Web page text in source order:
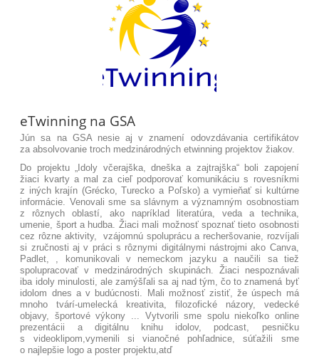
eTwinning na GSA
Jún sa na GSA nesie aj v znamení odovzdávania certifikátov
za absolvovanie troch medzinárodných etwinning projektov žiakov.
Do projektu „Idoly včerajška, dneška a zajtrajška“ boli zapojení
žiaci kvarty a mal za cieľ podporovať komunikáciu s rovesníkmi
z iných krajín (Grécko, Turecko a Poľsko) a vymieňať si kultúrne
informácie. Venovali sme sa slávnym a významným osobnostiam
z rôznych oblastí, ako napríklad literatúra, veda a technika,
umenie, šport a hudba. Žiaci mali možnosť spoznať tieto osobnosti
cez rôzne aktivity, vzájomnú spoluprácu a recheršovanie, rozvíjali
si zručnosti aj v práci s rôznymi digitálnymi nástrojmi ako Canva,
Padlet, , komunikovali v nemeckom jazyku a naučili sa tiež
spolupracovať v medzinárodných skupinách. Žiaci nespoznávali
iba idoly minulosti, ale zamýšľali sa aj nad tým, čo to znamená byť
idolom dnes a v budúcnosti. Mali možnosť zistiť, že úspech má
mnoho tvárí-umelecká kreativita, filozofické názory, vedecké
objavy, športové výkony ... Vytvorili sme spolu niekoľko online
prezentácii a digitálnu knihu idolov, podcast, pesničku
s videoklipom,vymenili si vianočné pohľadnice, súťažili sme
o najlepšie logo a poster projektu,atď